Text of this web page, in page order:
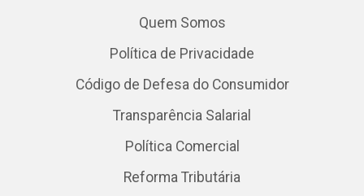
Quem Somos
Política de Privacidade
Código de Defesa do Consumidor
Transparência Salarial
Política Comercial
Reforma Tributária